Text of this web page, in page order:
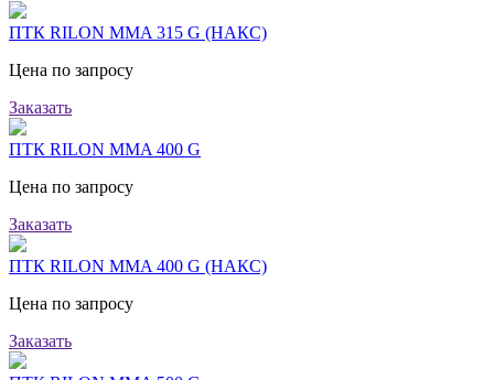
ПТК RILON MMA 315 G (НАКС)
Цена по запросу
Заказать
ПТК RILON MMA 400 G
Цена по запросу
Заказать
ПТК RILON MMA 400 G (НАКС)
Цена по запросу
Заказать